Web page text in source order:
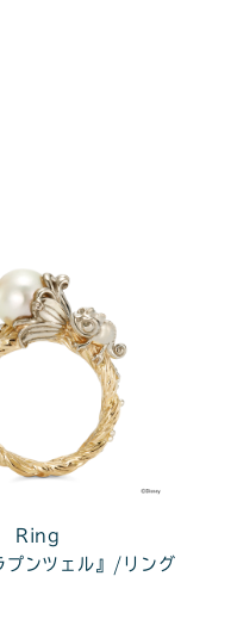
Ring
プンツェル』/リング